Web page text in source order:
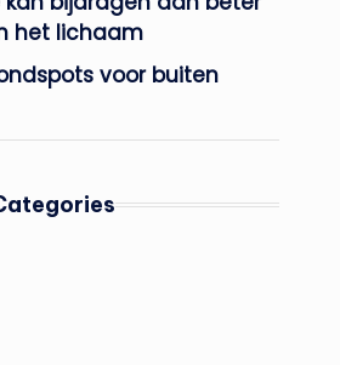
het lichaam
voor buiten